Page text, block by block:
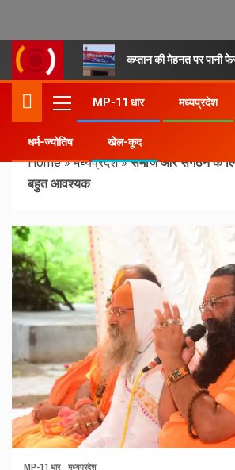
कप्तान की मेहनत पर पानी
MP-11 धार मध्यप्रदेश
धर्म-ज्योतिष खेल-कूद
Home»मध्यप्रदेश»समाज और संगठन के
बहुत आवश्यक
MP-11 धार मध्यप्रदेश